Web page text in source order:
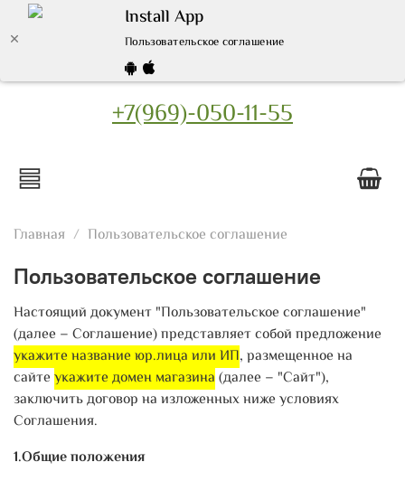
Install App
Пользовательское соглашение
+7(969)-050-11-55
Главная Пользовательское соглашение
Пользовательское соглашение
Настоящий документ "Пользовательское соглашение"
(далее – Соглашение) представляет собой предложение
укажите название юр.лица или ИП, размещенное на
сайте укажите домен магазина (далее – "Сайт"),
заключить договор на изложенных ниже условиях
Соглашения.
1.Общие положения